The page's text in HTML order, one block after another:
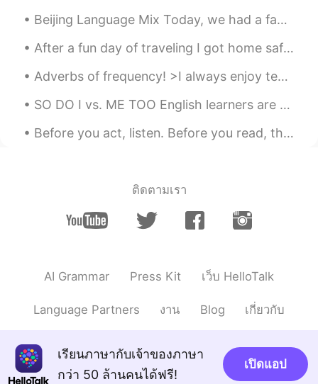
Beijing Language Mix Today, we had a fantastic English Language Mix at Beersmith in Beijing! Gre...
After a fun day of traveling I got home safely ! 安全回家了！！ I saw some mountains, saw a train leav...
Adverbs of frequency! >I always enjoy teaching English! >I usually drink coffee in the morning, a...
SO DO I vs. ME TOO English learners are often confused about when to use “SO DO I” and when to u...
Before you act, listen. Before you read, think. Before you spend, earn. Before you criticize, wai...
ติดตามเรา
AI Grammar Press Kit เว็บ HelloTalk
Language Partners งาน Blog เกี่ยวกับ
เรียนภาษากับเจ้าของภาษา
กว่า 50 ล้านคนได้ฟรี!
เปิดแอป